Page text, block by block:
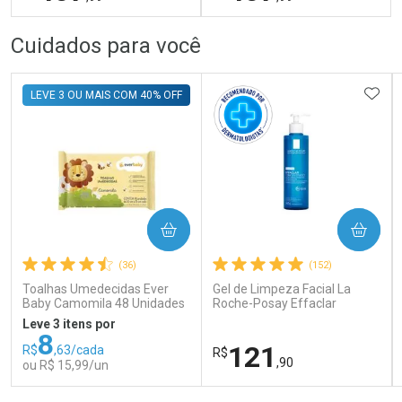
FECHAR
Comprar sem Desconto
Por R$ 407,99/cada
FECHAR
Por Menos
Comprar sem Desconto
Por R$ 407,99/cada
Comprar sem Desconto
Por R$ 407,99/cada
Por Menos
Comprar sem Desconto
Por R$ 407,99/cada
Cuidados para você
(36)
Toalhas Umedecidas Ever
Baby Camomila 48 Unidades
LEVE 3 OU MAIS COM 40% OFF
Leve 3 itens por
R$8,63/cada
ou R$ 15,99/un
COMPRAR
(152)
Gel de Limpeza Facial La
Roche-Posay Effaclar
R$121 ,90
COMPRAR